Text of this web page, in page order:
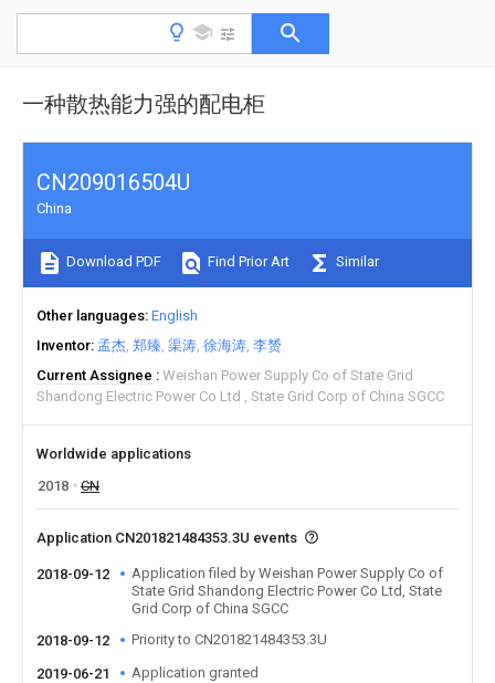
一种散热能力强的配电柜
CN209016504U
China
Download PDF Find Prior Art Similar
Other languages English
Inventor 孟杰 郑臻 渠涛 徐海涛 李赟
Current Assignee
Weishan Power Supply Co of State Grid
Shandong Electric Power Co Ltd
State Grid Corp of China SGCC
Worldwide applications
2018
CN
Application CN201821484353.3U events
2018-09-12
Application filed by Weishan Power Supply Co of
State Grid Shandong Electric Power Co Ltd, State
Grid Corp of China SGCC
2018-09-12
Priority to CN201821484353.3U
2019-06-21 Application granted